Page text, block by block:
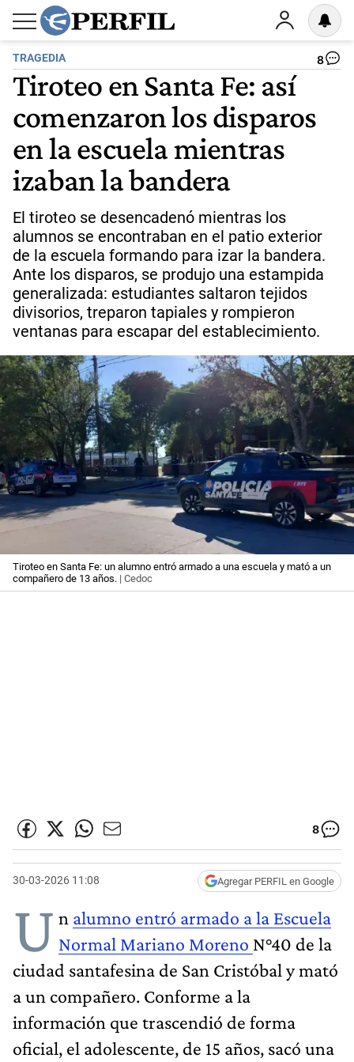
TRAGEDIA 8
Tiroteo en Santa Fe: así
comenzaron los disparos
en la escuela mientras
izaban la bandera
El tiroteo se desencadenó mientras los
alumnos se encontraban en el patio exterior
de la escuela formando para izar la bandera.
Ante los disparos, se produjo una estampida
generalizada: estudiantes saltaron tejidos
divisorios, treparon tapiales y rompieron
ventanas para escapar del establecimiento.
Tiroteo en Santa Fe: un alumno entró armado a una escuela y mató a un
compañero de 13 años. | Cedoc
8
30-03-2026 11:08 Agregar PERFIL en Google
U n alumno entró armado a la Escuela
Normal Mariano Moreno N°40 de la
ciudad santafesina de San Cristóbal y mató
a un compañero. Conforme a la
información que trascendió de forma
oficial, el adolescente, de 15 años, sacó una